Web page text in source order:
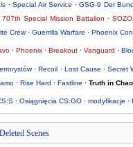
· Special Air Service · GSG-9 Der
707th Special Mission Battalion ·
Crew· Guerrilla Warfare · Phoenix
· Phoenix · Breakout · Vanguard ·
·Recoil · Lost Cause ·Secret
· Rise Hard · Fastline · Truth in
· Osiągnięcia CS:GO · modyfikacje ·
Scenes